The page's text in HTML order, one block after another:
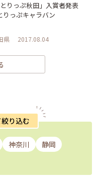
とりっぷ秋田」入賞者発表
りっぷキャラバン
県 2017.08.04
り込む
神奈川
静岡